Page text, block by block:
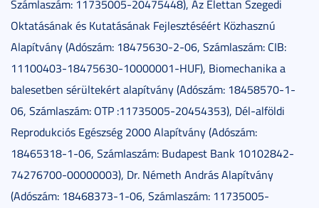
Számlaszám: 11735005-20475448), Az Élettan Szegedi
Oktatásának és Kutatásának Fejlesztéséért Közhasznú
Alapítvány (Adószám: 18475630-2-06, Számlaszám: CIB:
11100403-18475630-10000001-HUF), Biomechanika a
balesetben sérültekért alapítvány (Adószám: 18458570-1-
06, Számlaszám: OTP :11735005-20454353), Dél-alföldi
Reprodukciós Egészség 2000 Alapítvány (Adószám:
18465318-1-06, Számlaszám: Budapest Bank 10102842-
74276700-00000003), Dr. Németh András Alapítvány
(Adószám: 18468373-1-06, Számlaszám: 11735005-